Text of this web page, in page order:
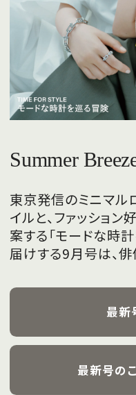
Summer
東京発信のミニマル
イルと、ファッショ
案する「モードな時
届けする9月号は、
飾ります。
最新
最新号のこ